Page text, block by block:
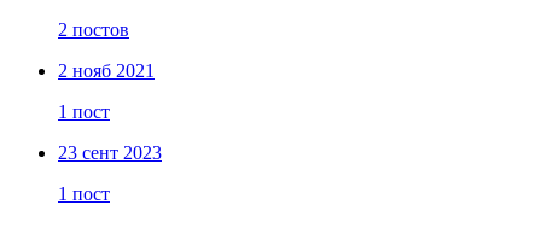
2 постов
2 нояб 2021
1 пост
23 сент 2023
1 пост